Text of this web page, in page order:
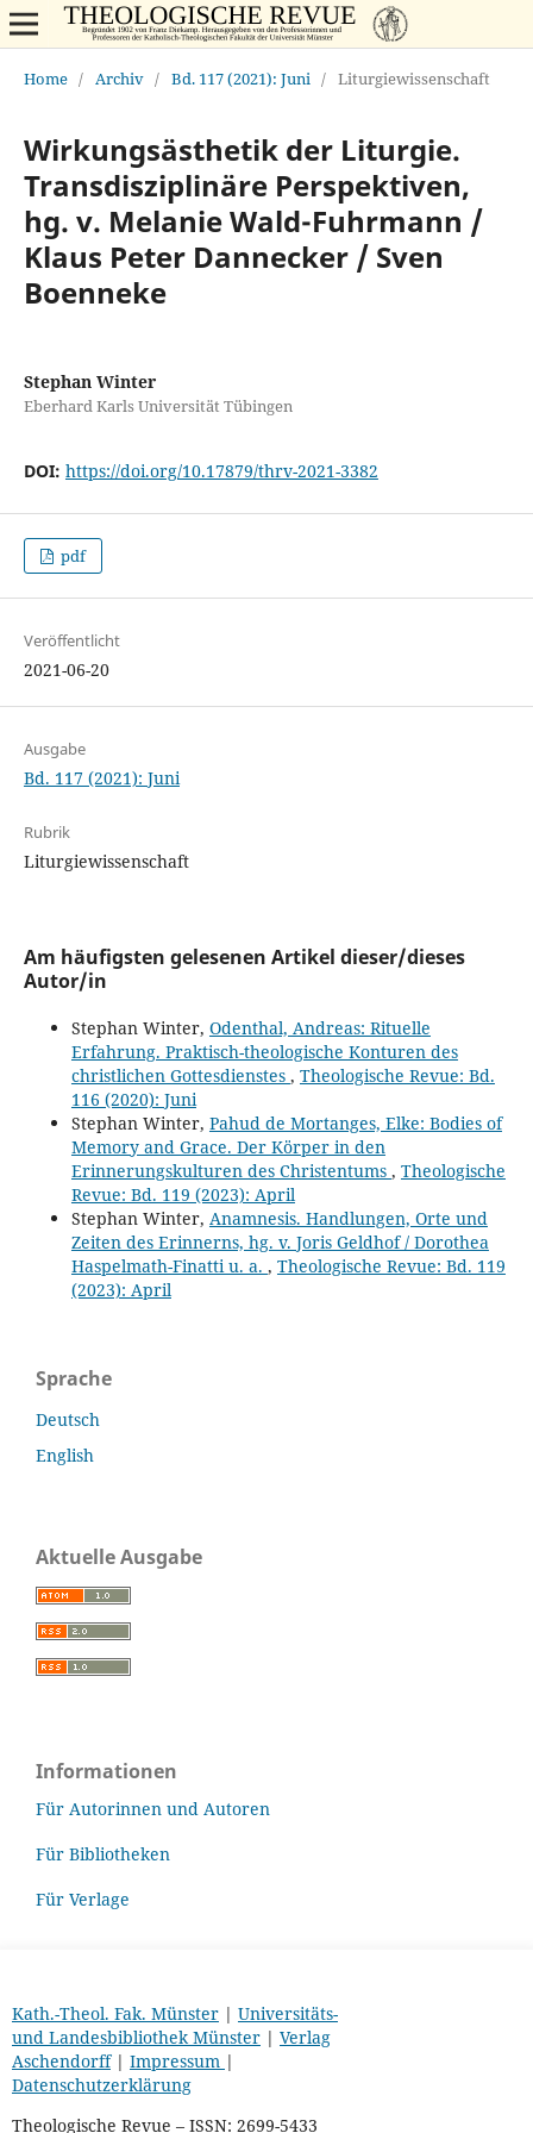
Home / Archiv / Bd. 117 (2021): Juni / Liturgiewissenschaft
Wirkungsästhetik der Liturgie.
Transdisziplinäre Perspektiven,
hg. v. Melanie Wald-Fuhrmann /
Klaus Peter Dannecker / Sven
Boenneke
Stephan Winter
Eberhard Karls Universität Tübingen
DOI: https://doi.org/10.17879/thrv-2021-3382
pdf
Veröffentlicht
2021-06-20
Ausgabe
Bd. 117 (2021): Juni
Rubrik
Liturgiewissenschaft
Am häufigsten gelesenen Artikel dieser/dieses
Autor/in
Stephan Winter, Odenthal, Andreas: Rituelle
Erfahrung. Praktisch-theologische Konturen des
christlichen Gottesdienstes , Theologische Revue: Bd.
116 (2020): Juni
Stephan Winter, Pahud de Mortanges, Elke: Bodies of
Memory and Grace. Der Körper in den
Erinnerungskulturen des Christentums , Theologische
Revue: Bd. 119 (2023): April
Stephan Winter, Anamnesis. Handlungen, Orte und
Zeiten des Erinnerns, hg. v. Joris Geldhof / Dorothea
Haspelmath-Finatti u. a. , Theologische Revue: Bd. 119
(2023): April
Sprache
Deutsch
English
Aktuelle Ausgabe
Informationen
Für Autorinnen und Autoren
Für Bibliotheken
Für Verlage
Kath.-Theol. Fak. Münster| Universitäts-
und Landesbibliothek Münster| Verlag
Aschendorff| Impressum |
Datenschutzerklärung
Theologische Revue – ISSN: 2699-5433